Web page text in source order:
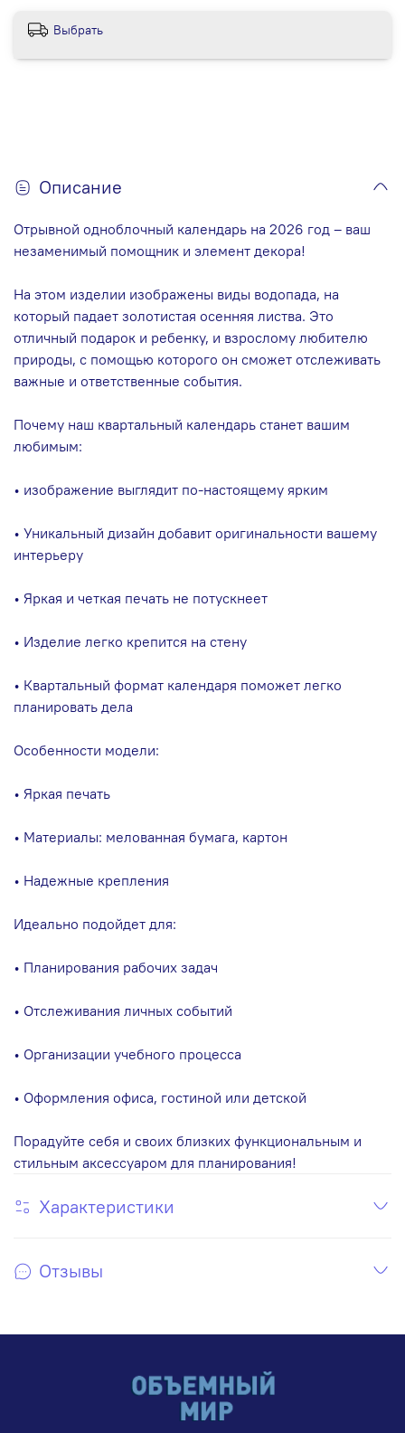
Выбрать
Описание
Отрывной одноблочный календарь на 2026 год – ваш
незаменимый помощник и элемент декора!
На этом изделии изображены виды водопада, на
который падает золотистая осенняя листва. Это
отличный подарок и ребенку, и взрослому любителю
природы, с помощью которого он сможет отслеживать
важные и ответственные события.
Почему наш квартальный календарь станет вашим
любимым:
• изображение выглядит по-настоящему ярким
• Уникальный дизайн добавит оригинальности вашему
интерьеру
• Яркая и четкая печать не потускнеет
• Изделие легко крепится на стену
• Квартальный формат календаря поможет легко
планировать дела
Особенности модели:
• Яркая печать
• Материалы: мелованная бумага, картон
• Надежные крепления
Идеально подойдет для:
• Планирования рабочих задач
• Отслеживания личных событий
• Организации учебного процесса
• Оформления офиса, гостиной или детской
Порадуйте себя и своих близких функциональным и
стильным аксессуаром для планирования!
Характеристики
Отзывы